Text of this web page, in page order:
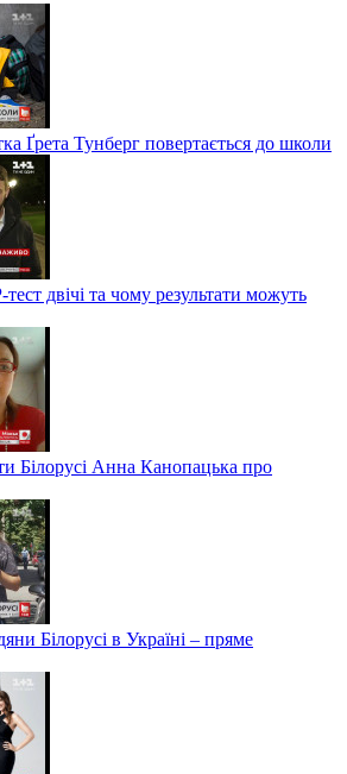
Ґрета Тунберг повертається до школи
двічі та чому результати можуть
Білорусі Анна Канопацька про
Білорусі в Україні – пряме